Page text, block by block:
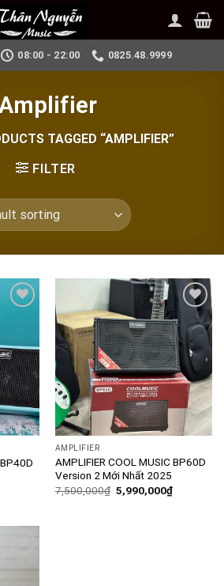
08:00 - 22:00 0825.48.9999
TAGGED “AMPLIFIER”
FILTER
Add to
wishlist
AMPLIFIER
AMPLIFIER COOL MUSIC BP60D
Version 2 Mới Nhất 2025
7,500,000₫ 5,990,000₫